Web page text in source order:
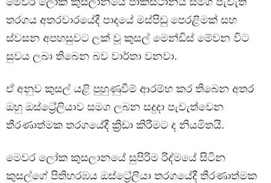
තරගය අතරවාරයේදී පාදයේ මස්පිඩු පෙරළිමක් සහ
ස්වසන අපහසුවට ලක් වූ කුසල් මෙන්ඩිස් මේවන විට
සුවය ලබා තිබෙන බව වාර්තා වනවා.
ඒ අනුව කුසල් යළි පුහුණුවීම් ආරම්භ කර තිබෙන අතර
ඔහු ඔස්ට්‍රේලියාව සමග ලබන සදුදා පැවැත්වෙන
තීරණාත්මක තරගයේදී ක්‍රීඩා කිරීමට ද නියමිතයි.
මෙවර ලෝක කුසලානයේ සුපිරිම රිද්මයේ සිටින
කුසල්ගේ පිතිහරඹය ඔස්ට්‍රේලියා තරගයේදී තීරණාත්මක